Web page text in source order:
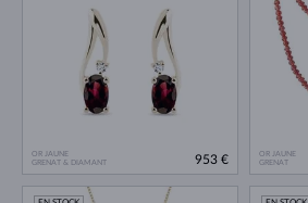
OR JAUNE
GRENAT & DIAMANT
953 €
OR JAUNE
GRENAT